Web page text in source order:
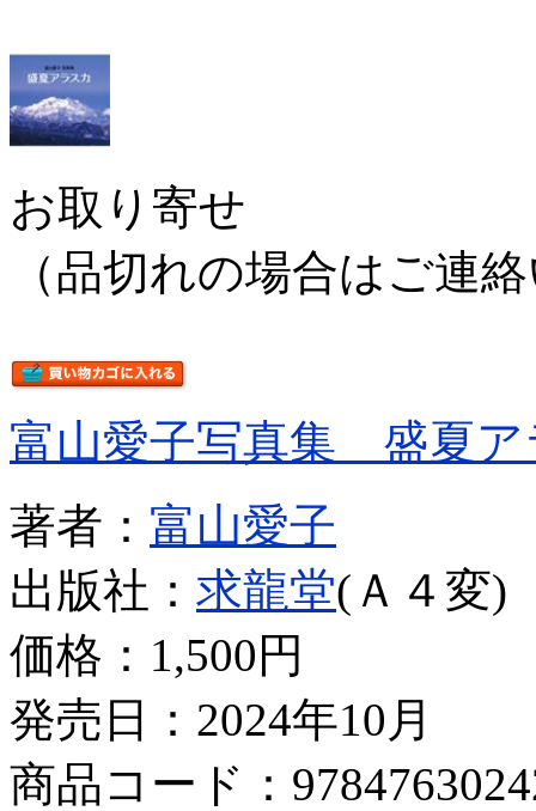
お取り寄せ
（品切れの場合はご連
富山愛子写真集 盛夏ア
著者： 富山愛子
出版社： 求龍堂(Ａ４変)
価格： 1,500円
発売日：2024年10月
商品コード：